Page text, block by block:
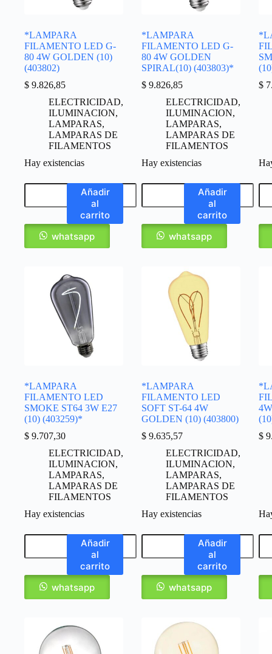
*LAMPARA
FILAMENTO LED G-
80 4W GOLDEN (10)
(403802)
$ 9.826,85
ELECTRICIDAD,
ILUMINACION,
LAMPARAS,
LAMPARAS DE
FILAMENTOS
Hay existencias
Añadir
al
carrito
whatsapp
*LAMPARA
FILAMENTO LED G-
80 4W GOLDEN
SPIRAL(10) (403803)*
$ 9.826,85
ELECTRICIDAD,
ILUMINACION,
LAMPARAS,
LAMPARAS DE
FILAMENTOS
Hay existencias
Añadir
al
carrito
whatsapp
$
*LAMPARA
FILAMENTO LED
SMOKE ST64 3W E27
(10) (403259)*
$ 9.707,30
ELECTRICIDAD,
ILUMINACION,
LAMPARAS,
LAMPARAS DE
FILAMENTOS
Hay existencias
Añadir
al
carrito
whatsapp
*LAMPARA
FILAMENTO LED
SOFT ST-64 4W
GOLDEN (10) (403800)
$ 9.635,57
ELECTRICIDAD,
ILUMINACION,
LAMPARAS,
LAMPARAS DE
FILAMENTOS
Hay existencias
Añadir
al
carrito
whatsapp
$